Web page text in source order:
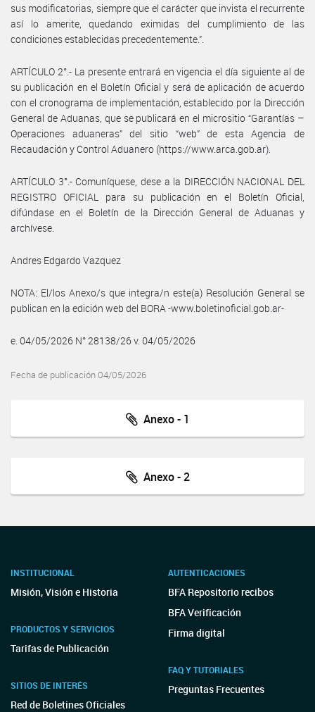
sus modificatorias, siempre que el carácter que invista el recurrente
así lo amerite, quedando eximidas del cumplimiento de las
condiciones establecidas precedentemente.”.
ARTÍCULO 2°.- La presente entrará en vigencia el día siguiente al de
su publicación en el Boletín Oficial y será de aplicación de acuerdo
con el cronograma de implementación, establecido por la Dirección
General de Aduanas, que se publicará en el micrositio “Garantías –
Operaciones aduaneras” del sitio “web” de esta Agencia de
Recaudación y Control Aduanero (https://www.arca.gob.ar).
ARTÍCULO 3°.- Comuníquese, dese a la DIRECCIÓN NACIONAL DEL
REGISTRO OFICIAL para su publicación en el Boletín Oficial,
difúndase en el Boletín de la Dirección General de Aduanas y
archívese.
Andres Edgardo Vazquez
NOTA: El/los Anexo/s que integra/n este(a) Resolución General se
publican en la edición web del BORA -www.boletinoficial.gob.ar-
e. 04/05/2026 N° 28138/26 v. 04/05/2026
Fecha de publicación 04/05/2026
Anexo - 1
Anexo - 2
INSTITUCIONAL
Misión, Visión e Historia
PRODUCTOS Y SERVICIOS
Tarifas de Publicación
SITIOS DE INTERÉS
Red de Boletines Oficiales
AUTENTICACIONES
BFA Repositorio recibos
BFA Verificación
Firma digital
FAQ Y TUTORIALES
Preguntas Frecuentes